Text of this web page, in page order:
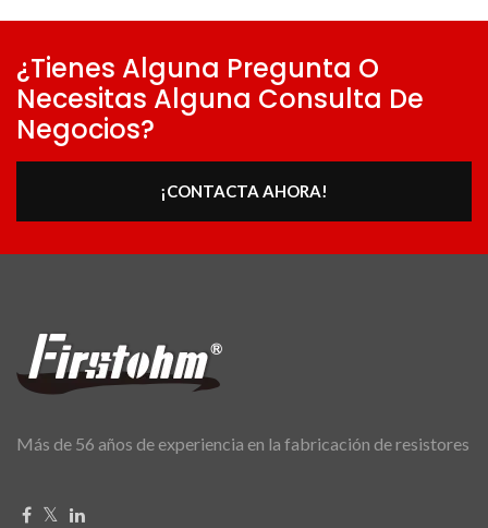
¿Tienes Alguna Pregunta O
Necesitas Alguna Consulta De
Negocios?
¡CONTACTA AHORA!
Más de 56 años de experiencia en la fabricación de resistores